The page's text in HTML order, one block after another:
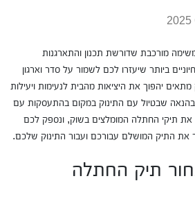
מורכבת שדורשת תכנון והתארגנות
ביותר שיעזרו לכם לשמור על סדר וארגון
יהפוך את היציאות מהבית לנעימות ויעילות
שבטיול עם התינוק במקום בהתעסקות עם
את תיקי החתלה המומלצים בשוק, ונספק לכם
את התיק המושלם עבורכם ועבור התינוק שלכם.
תיק החתלה